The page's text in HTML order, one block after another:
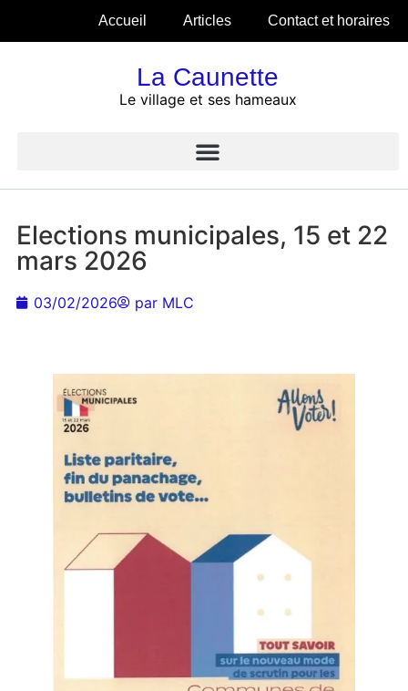
Accueil Articles Contact et horaires
La Caunette
Le village et ses hameaux
Elections municipales, 15 et 22
mars 2026
03/02/2026 parMLC